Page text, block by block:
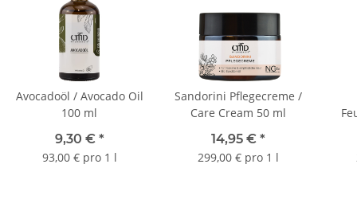
Avocadoöl / Avocado Oil
100 ml
9,30 € *
93,00 € pro 1 l
Sandorini Pflegecreme /
Care Cream 50 ml
14,95 € *
299,00 € pro 1 l